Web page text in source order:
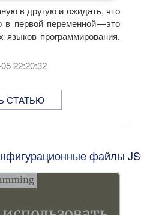
в другую и ожидать, что
в первой переменной — это
программирования.
22:20:32
СТАТЬЮ
файлы